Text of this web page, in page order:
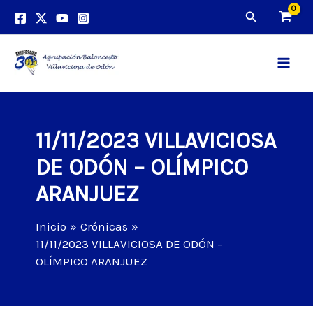
Buscar
11/11/2023 VILLAVICIOSA
DE ODÓN – OLÍMPICO
ARANJUEZ
Inicio
Crónicas
11/11/2023 VILLAVICIOSA DE ODÓN –
OLÍMPICO ARANJUEZ